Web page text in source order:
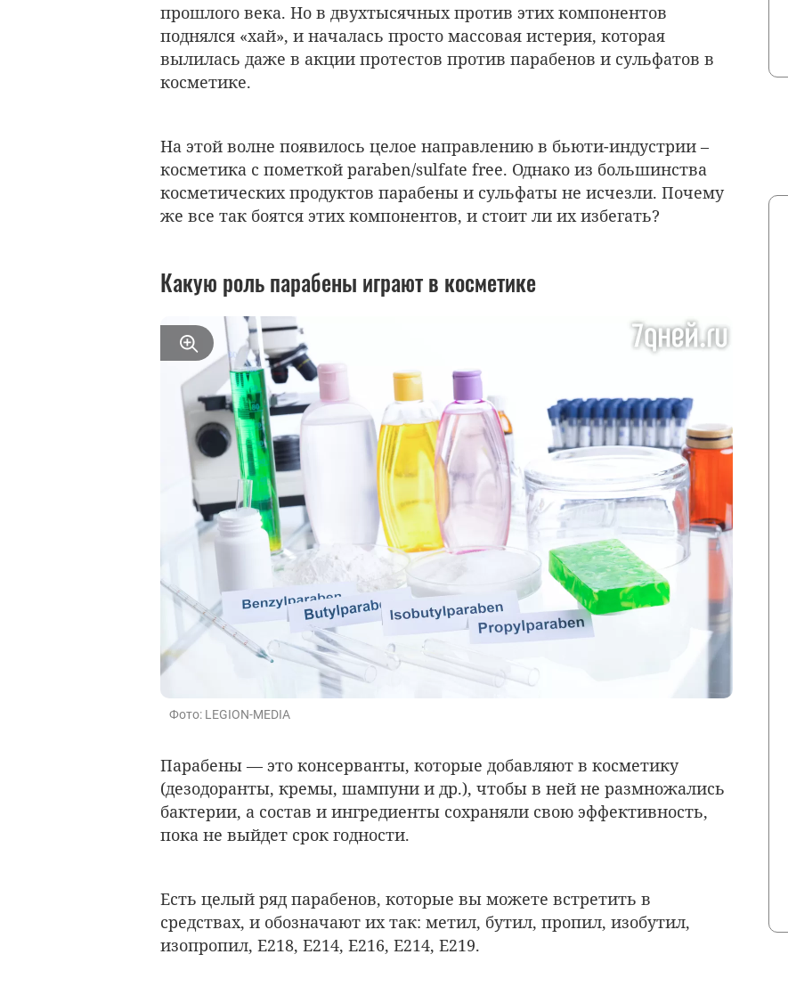
прошлого века. Но в двухтысячных против этих компонентов
поднялся «хай», и началась просто массовая истерия, которая
вылилась даже в акции протестов против парабенов и сульфатов в
косметике.
На этой волне появилось целое направлению в бьюти-индустрии –
косметика с пометкой paraben/sulfate free. Однако из большинства
косметических продуктов парабены и сульфаты не исчезли. Почему
же все так боятся этих компонентов, и стоит ли их избегать?
Какую роль парабены играют в косметике
Фото: LEGION-MEDIA
Парабены — это консерванты, которые добавляют в косметику
(дезодоранты, кремы, шампуни и др.), чтобы в ней не размножались
бактерии, а состав и ингредиенты сохраняли свою эффективность,
пока не выйдет срок годности.
Есть целый ряд парабенов, которые вы можете встретить в
средствах, и обозначают их так: метил, бутил, пропил, изобутил,
изопропил, Е218, Е214, Е216, Е214, Е219.